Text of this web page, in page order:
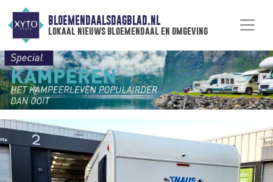
BLOEMENDAALSDAGBLAD.NL
lokaal nieuws bloemendaal en omgeving